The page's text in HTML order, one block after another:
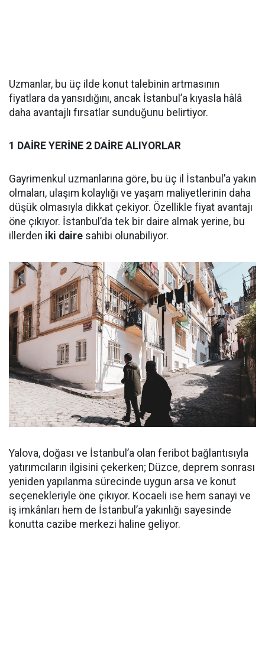
Uzmanlar, bu üç ilde konut talebinin artmasının
fiyatlara da yansıdığını, ancak İstanbul’a kıyasla hâlâ
daha avantajlı fırsatlar sunduğunu belirtiyor.
1 DAİRE YERİNE 2 DAİRE ALIYORLAR
Gayrimenkul uzmanlarına göre, bu üç il İstanbul’a yakın
olmaları, ulaşım kolaylığı ve yaşam maliyetlerinin daha
düşük olmasıyla dikkat çekiyor. Özellikle fiyat avantajı
öne çıkıyor. İstanbul’da tek bir daire almak yerine, bu
illerden iki daire sahibi olunabiliyor.
Yalova, doğası ve İstanbul’a olan feribot bağlantısıyla
yatırımcıların ilgisini çekerken; Düzce, deprem sonrası
yeniden yapılanma sürecinde uygun arsa ve konut
seçenekleriyle öne çıkıyor. Kocaeli ise hem sanayi ve
iş imkânları hem de İstanbul’a yakınlığı sayesinde
konutta cazibe merkezi haline geliyor.